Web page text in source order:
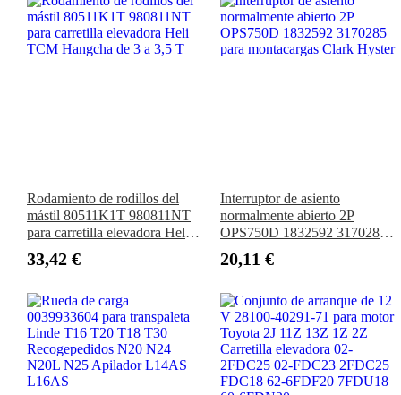
Rodamiento de rodillos del
mástil 80511K1T 980811NT
para carretilla elevadora Heli
33,42 €
Interruptor de asiento
normalmente abierto 2P
OPS750D 1832592 3170285
20,11 €